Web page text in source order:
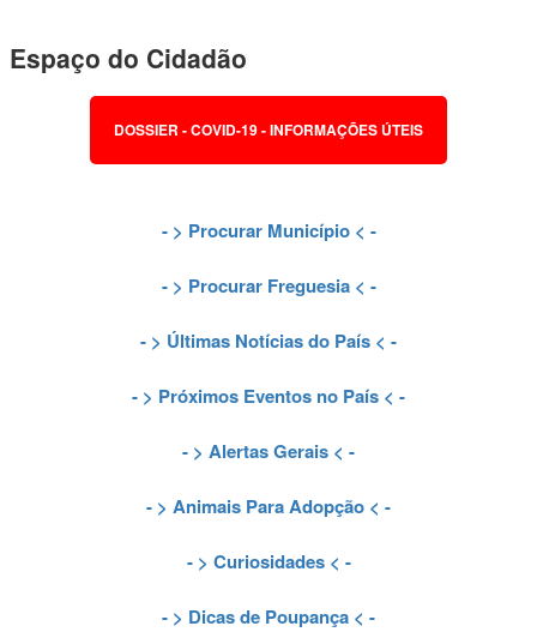
Espaço do Cidadão
DOSSIER - COVID-19 - INFORMAÇÕES ÚTEIS
- > Procurar Município< -
- > Procurar Freguesia< -
- > Últimas Notícias do País < -
- > Próximos Eventos no País < -
- > Alertas Gerais < -
- > Animais Para Adopção < -
- > Curiosidades< -
- > Dicas de Poupança < -